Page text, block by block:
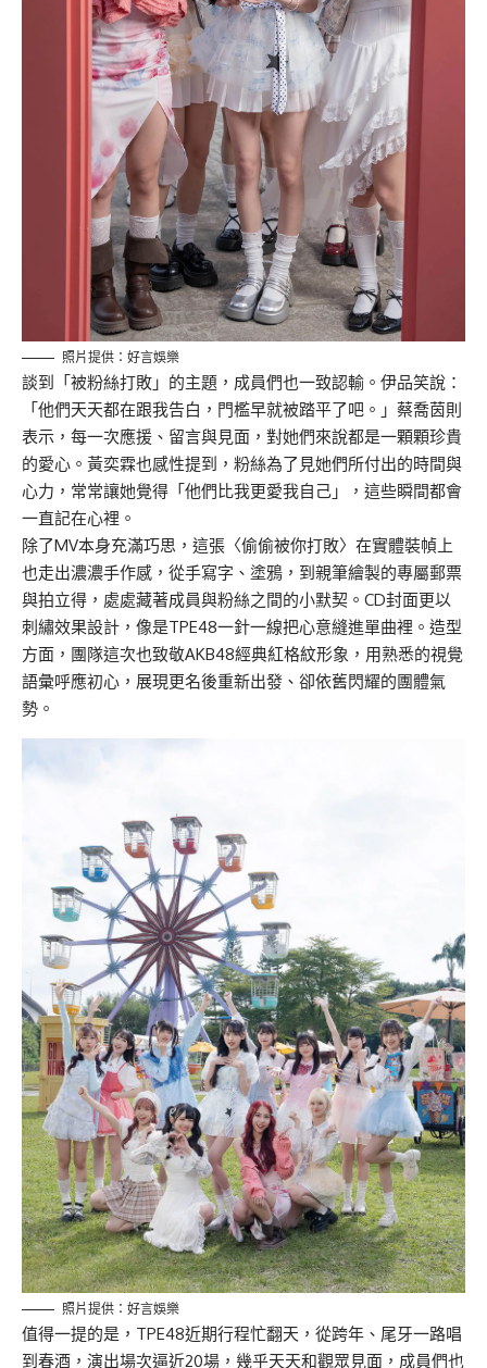
照片提供：好言娛樂
談到「被粉絲打敗」的主題，成員們也一致認輸。伊品笑說：
「他們天天都在跟我告白，門檻早就被踏平了吧。」蔡喬茵則
表示，每一次應援、留言與見面，對她們來說都是一顆顆珍貴
的愛心。黃奕霖也感性提到，粉絲為了見她們所付出的時間與
心力，常常讓她覺得「他們比我更愛我自己」，這些瞬間都會
一直記在心裡。
除了MV本身充滿巧思，這張〈偷偷被你打敗〉在實體裝幀上
也走出濃濃手作感，從手寫字、塗鴉，到親筆繪製的專屬郵票
與拍立得，處處藏著成員與粉絲之間的小默契。CD封面更以
刺繡效果設計，像是TPE48一針一線把心意縫進單曲裡。造型
方面，團隊這次也致敬AKB48經典紅格紋形象，用熟悉的視覺
語彙呼應初心，展現更名後重新出發、卻依舊閃耀的團體氣
勢。
照片提供：好言娛樂
值得一提的是，TPE48近期行程忙翻天，從跨年、尾牙一路唱
到春酒，演出場次逼近20場，幾乎天天和觀眾見面，成員們也